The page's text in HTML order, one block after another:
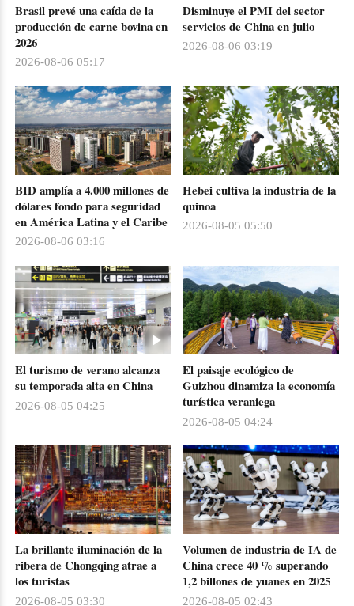
Brasil prevé una caída de la
producción de carne bovina en
2026
2026-08-06 05:17
Disminuye el PMI del sector
servicios de China en julio
2026-08-06 03:19
BID amplía a 4.000 millones de
dólares fondo para seguridad
en América Latina y el Caribe
2026-08-06 03:16
Hebei cultiva la industria de la
quinoa
2026-08-05 05:50
El turismo de verano alcanza
su temporada alta en China
2026-08-05 04:25
El paisaje ecológico de
Guizhou dinamiza la economía
turística veraniega
2026-08-05 04:24
La brillante iluminación de la
ribera de Chongqing atrae a
los turistas
2026-08-05 03:30
Volumen de industria de IA de
China crece 40 % superando
1,2 billones de yuanes en 2025
2026-08-05 02:43